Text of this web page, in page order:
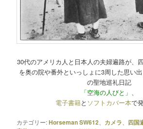
30代のアメリカ人と日本人の夫婦遍路が、
を奥の院や番外といっしょに3周した思い
の聖地巡礼日記
「空海の人びと」 、
電子書籍と ソフトカバー本で
カテゴリー:Horseman SW612 カメラ 四国